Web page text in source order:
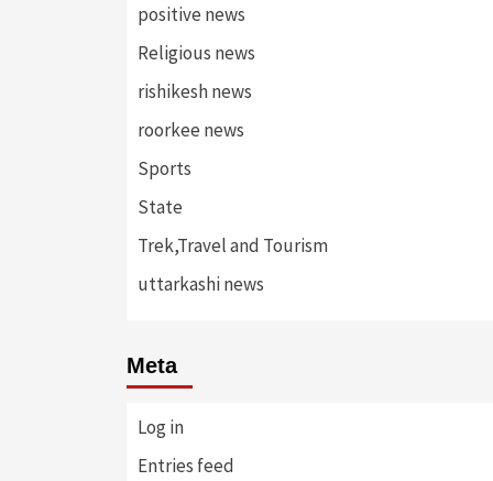
positive news
Religious news
rishikesh news
roorkee news
Sports
State
Trek,Travel and Tourism
uttarkashi news
Meta
Log in
Entries feed